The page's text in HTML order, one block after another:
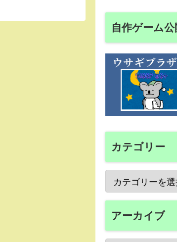
自作ゲーム
カテゴリー
アーカイブ